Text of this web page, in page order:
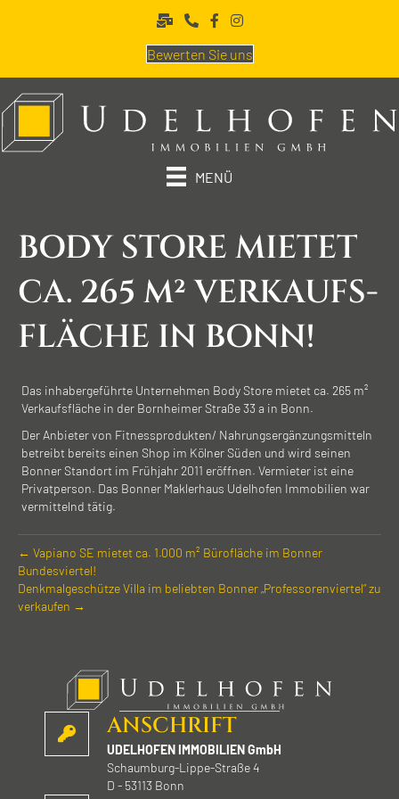
Bewerten Sie uns
MENÜ
BODY STORE MIETET
CA. 265 M² VERKAUFS­
FLÄCHE IN BONN!
Das inhabergeführte Unternehmen Body Store mietet ca. 265 m²
Verkaufsfläche in der Bornheimer Straße 33 a in Bonn.
Der Anbieter von Fitnessprodukten/ Nahrungsergänzungsmitteln
betreibt bereits einen Shop im Kölner Süden und wird seinen
Bonner Standort im Frühjahr 2011 eröffnen. Vermieter ist eine
Privatperson. Das Bonner Maklerhaus Udelhofen Immobilien war
vermittelnd tätig.
← Vapiano SE mietet ca. 1.000 m² Bürofläche im Bonner
Bundesviertel!
Denkmal­geschütze Villa im beliebten Bonner „Professoren­viertel“ zu
verkaufen →
ANSCHRIFT
UDELHOFEN IMMOBILIEN GmbH
Schaumburg-Lippe-Straße 4
D - 53113 Bonn